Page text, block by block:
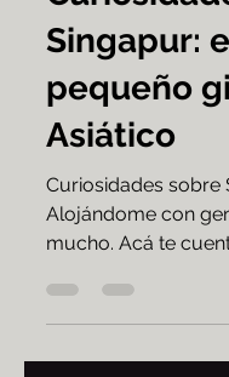
Singapur:
pequeño
Asiático
Curiosidades sobre
mucho. Acá te
de Singapur que
sabias...